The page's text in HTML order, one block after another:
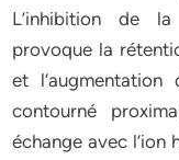
L’inhibition de
provoque la
et
contourné
échange avec l’ion